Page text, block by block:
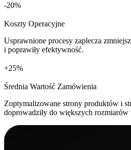
%
Koszty Operacyjne
Usprawnione procesy zaplecza
i poprawiły efektywność.
+ %
Średnia Wartość Zamówienia
Zoptymalizowane strony produktów i
doprowadziły do większych rozmiarów